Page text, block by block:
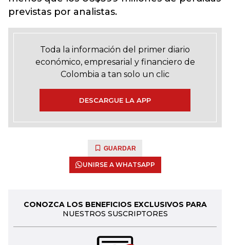
previstas por analistas.
Toda la información del primer diario
económico, empresarial y financiero de
Colombia a tan solo un clic
DESCARGUE LA APP
GUARDAR
UNIRSE A WHATSAPP
CONOZCA LOS BENEFICIOS EXCLUSIVOS PARA
NUESTROS SUSCRIPTORES